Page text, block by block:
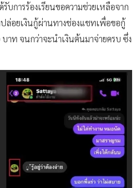
บการร้องเรียนขอความช่วยเหลือจาก
ล่อยเงินกู้ผ่านทางช่องแชทเพื่อขอกู้
าท จนกว่าจะนำเงินต้นมาจ่ายครบ ซึ่ง